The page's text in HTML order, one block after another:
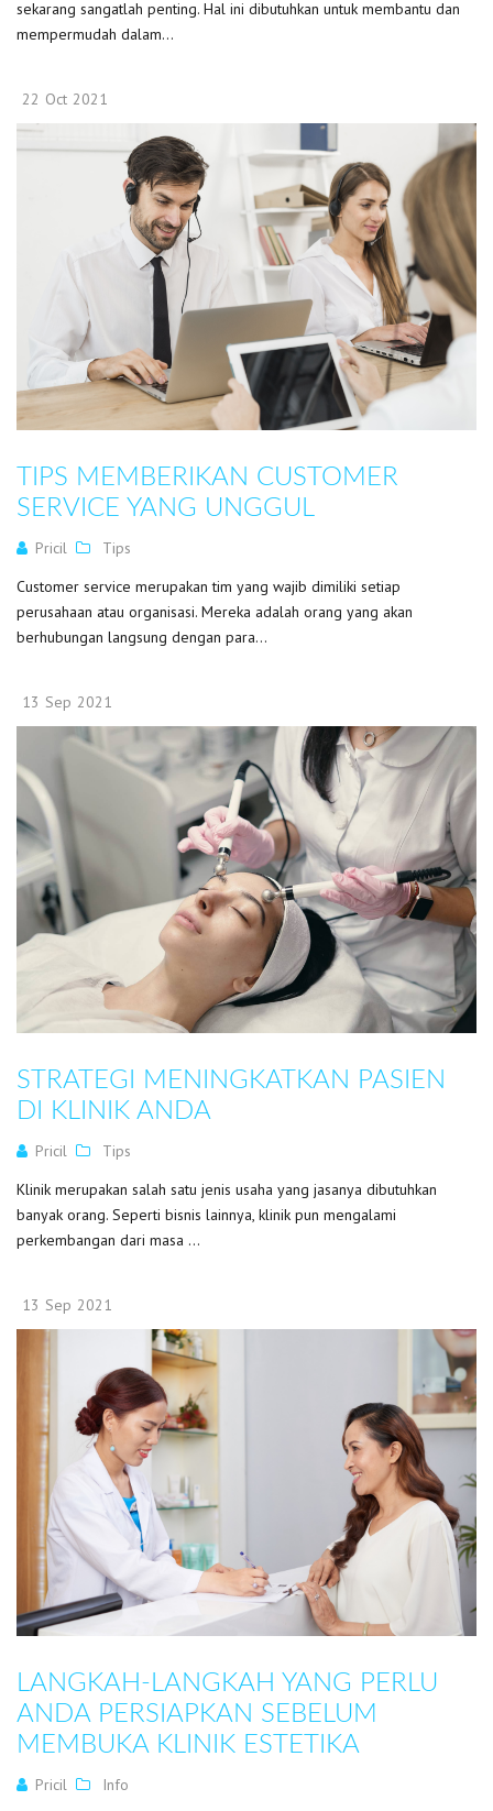
sekarang sangatlah penting. Hal ini dibutuhkan untuk membantu dan
mempermudah dalam...
22 Oct 2021
TIPS MEMBERIKAN CUSTOMER
SERVICE YANG UNGGUL
Pricil
Tips
Customer service merupakan tim yang wajib dimiliki setiap
perusahaan atau organisasi. Mereka adalah orang yang akan
berhubungan langsung dengan para...
13 Sep 2021
STRATEGI MENINGKATKAN PASIEN
DI KLINIK ANDA
Pricil
Tips
Klinik merupakan salah satu jenis usaha yang jasanya dibutuhkan
banyak orang. Seperti bisnis lainnya, klinik pun mengalami
perkembangan dari masa ...
13 Sep 2021
LANGKAH-LANGKAH YANG PERLU
ANDA PERSIAPKAN SEBELUM
MEMBUKA KLINIK ESTETIKA
Pricil
Info